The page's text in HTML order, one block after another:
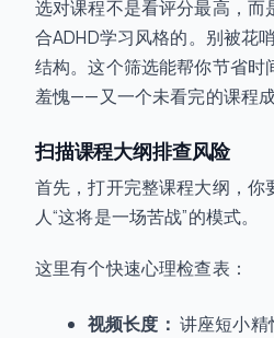
选对课程不是看评分最高，而
合ADHD学习风格的。别被花
结构。这个筛选能帮你节省时
羞愧——又一个未看完的课程成
扫描课程大纲排查风险
首先，打开完整课程大纲，你
人“这将是一场苦战”的模式。
这里有个快速心理检查表：
视频长度： 讲座短小精